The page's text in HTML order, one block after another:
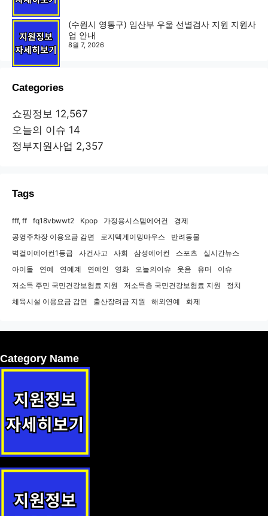
(수원시 영통구) 임산부 우울 선별검사 지원 지원사
업 안내
8월 7, 2026
Categories
쇼핑정보 12,567
오늘의 이슈 14
정부지원사업 2,357
Tags
fff, ff fq18vbwwt2 Kpop 가정용시스템에어컨
경제
공영주차장 이용요금 감면
로지텍게이밍마우스
반려동물
벽걸이에어컨1등급
사건사고 사회 삼성에어컨 스포츠
실시간뉴스
아이돌
연예 연예계 연예인 영화 오늘의이슈 웃음 유머
이슈
저소득 주민 국민건강보험료 지원
저소득층 국민건강보험료 지원
정치
체육시설 이용요금 감면
출산장려금 지원 해외연예 화제
Category Name